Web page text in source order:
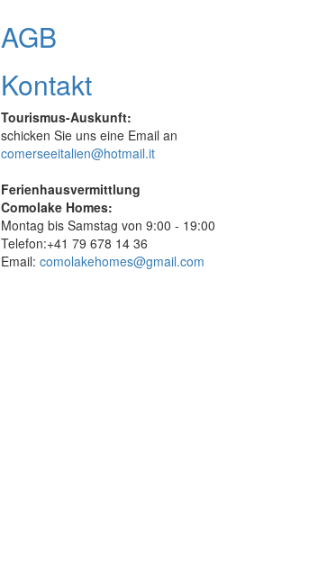
AGB
Kontakt
Tourismus-Auskunft:
schicken Sie uns eine Email an
comerseeitalien@hotmail.it
Ferienhausvermittlung
Comolake Homes:
Montag bis Samstag von 9:00 - 19:00
Telefon:+41 79 678 14 36
Email: comolakehomes@gmail.com